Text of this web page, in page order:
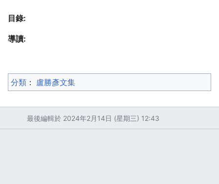
目錄:
導讀:
分類 ：​ 盧勝彥文集
最後編輯於 2024年2月14日 (星期三) 12:43